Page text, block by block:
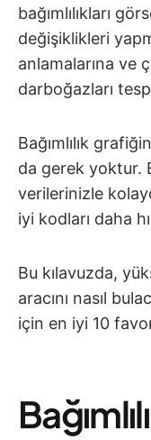
bağımlılıkları
değişiklikleri
anlamalarına ve
darboğazları
Bağımlılık
da gerek yoktur.
verilerinizle
iyi kodları daha
Bu kılavuzda,
aracını nasıl
için en iyi 10